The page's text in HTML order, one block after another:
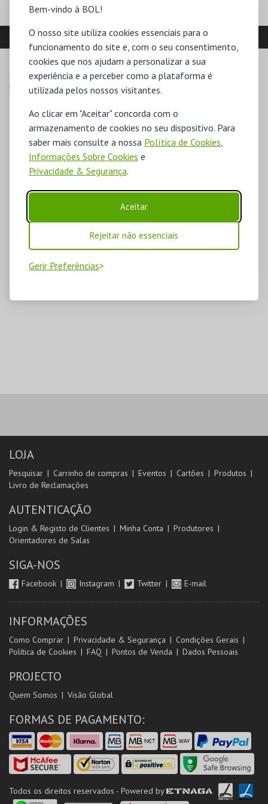
Bem-vindo à BOL!
O nosso site utiliza cookies essenciais para o
funcionamento do site e, com o seu consentimento,
cookies que nos ajudam a personalizar a sua
experiência e a perceber como a plataforma é
utilizada pelos nossos visitantes.
Ao clicar em "Aceitar" concorda com o
armazenamento de cookies no seu dispositivo. Para
saber mais consulte a nossa Política de Cookies,
Informações Sobre Cookies e
Privacidade & Segurança.
Aceitar
Rejeitar não essenciais
Gerir Preferências
LOCALIZAÇÃO
MORADA
Rua da Igreja, s/n
3660-042 Candal, S. Pedro do Sul
LOJA
Pesquisar Carrinho de compras Eventos Cartões
Produtos
Livro de Reclamações
AUTENTICAÇÃO
Login & Registo de Clientes Minha Conta
Produtores
Orientadores de Salas
SIGA-NOS
Facebook Instagram Twitter E-mail
INFORMAÇÕES
Como Comprar Privacidade & Segurança
Condições Gerais
Política de Cookies
FAQ Pontos de Venda Dados Pessoais
PROJECTO
Quem Somos Visão Global
FORMAS DE PAGAMENTO:
Todos os direitos reservados - Powered by ETNAGA